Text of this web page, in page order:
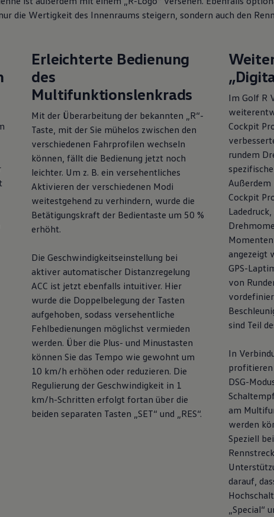
die Wertigkeit des Innenraums steigern, sondern auch den
Erleichterte Bedienung
des
Multifunktionslenkrads
Mit der Überarbeitung der bekannten „R“-
Taste, mit der Sie mühelos zwischen den
verschiedenen Fahrprofilen wechseln
können, fällt die Bedienung jetzt noch
leichter. Um z. B. ein versehentliches
Aktivieren der verschiedenen Modi
weitestgehend zu verhindern, wurde die
Betätigungskraft der Bedientaste um 50 %
erhöht.
Die Geschwindigkeitseinstellung bei
aktiver automatischer Distanzregelung
ACC ist jetzt ebenfalls intuitiver. Hier
wurde die Doppelbelegung der Tasten
aufgehoben, sodass versehentliche
Fehlbedienungen möglichst vermieden
werden. Über die Plus- und Minustasten
können Sie das Tempo wie gewohnt um
10 km/h erhöhen oder reduzieren. Die
Regulierung der Geschwindigkeit in 1
km/h-Schritten erfolgt fortan über die
beiden separaten Tasten „SET“ und „RES“.
Im GolfR
Cockpit
rundem
Außerdem
Cockpit
angezeigt
GPS-
von
sind Teil
In
profitieren
DSG-
am
werden
Speziell
darauf,
„Special“